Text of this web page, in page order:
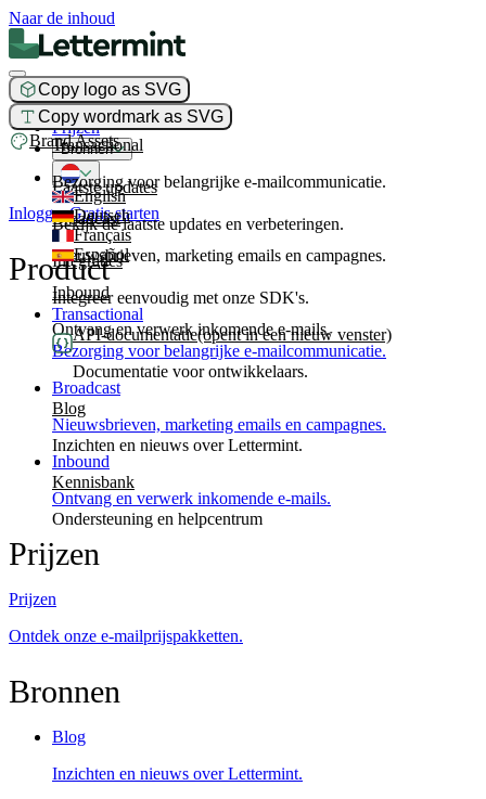
Naar de inhoud
Copy logo as SVG
Copy wordmark as SVG
Brand Assets
Product
Transactional
Bezorging voor belangrijke e-mailcommunicatie.
Broadcast
Nieuwsbrieven, marketing emails en campagnes.
Inbound
Ontvang en verwerk inkomende e-mails.
Prijzen
Bronnen
Laatste updates
Bekijk de laatste updates en verbeteringen.
Integraties
Integreer eenvoudig met onze SDK's.
API-documentatie(opent in een nieuw venster)
Documentatie voor ontwikkelaars.
Blog
Inzichten en nieuws over Lettermint.
Kennisbank
Ondersteuning en helpcentrum
English
Deutsch
Français
Español
InloggenGratis starten
Product
Transactional
Bezorging voor belangrijke e-mailcommunicatie.
Broadcast
Nieuwsbrieven, marketing emails en campagnes.
Inbound
Ontvang en verwerk inkomende e-mails.
Prijzen
Prijzen
Ontdek onze e-mailprijspakketten.
Bronnen
Blog
Inzichten en nieuws over Lettermint.